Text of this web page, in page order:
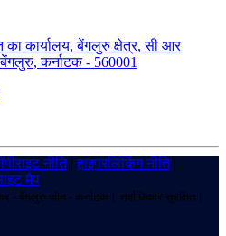
कार्यालय, बेंगलुरु क्षेत्र, सी आर
बेंगलुरु, कर्नाटक - 560001
नीति|हाइपरलिंकिंग नीति|
मैप
- बेंगलुरु ज़ोन - कर्नाटक। सर्वाधिकार सुरक्षित।